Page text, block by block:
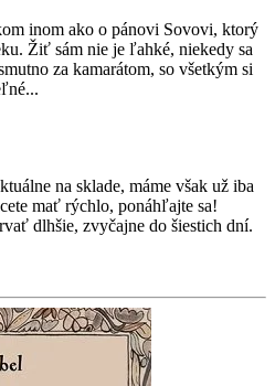
inom ako o pánovi Sovovi, ktorý
Žiť sám nie je ľahké, niekedy sa
za kamarátom, so všetkým si
na sklade, máme však už iba
mať rýchlo, ponáhľajte sa!
dlhšie, zvyčajne do šiestich dní.